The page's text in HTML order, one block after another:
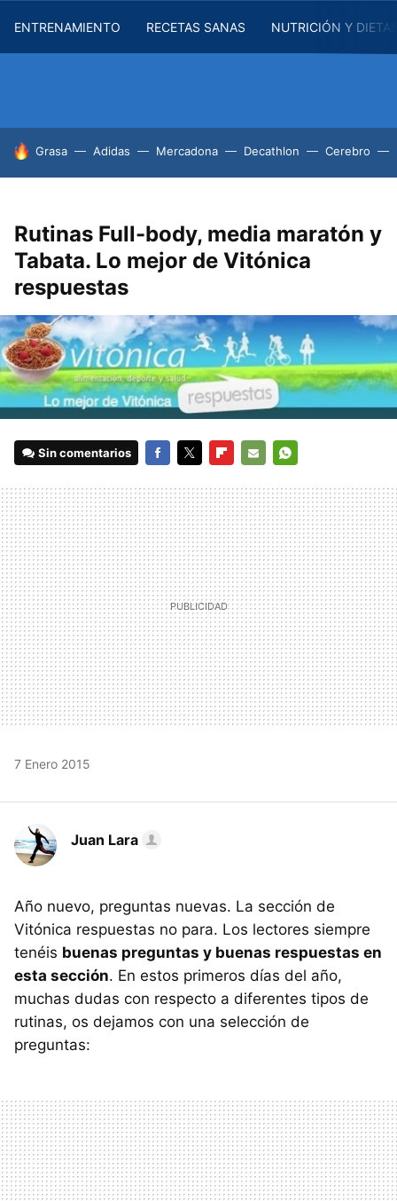
ENTRENAMIENTO RECETAS SANAS NUTRICIÓN Y
HOY SE HABLA DE
Grasa Adidas Mercadona Decathlon Cerebro
Rutinas Full-body, media maratón y
Tabata. Lo mejor de Vitónica
respuestas
Sin comentarios
MAIL
7 Enero 2015
Juan Lara
Año nuevo, preguntas nuevas. La sección de
Vitónica respuestas no para. Los lectores siempre
tenéis buenas preguntas y buenas respuestas en
esta sección. En estos primeros días del año,
muchas dudas con respecto a diferentes tipos de
rutinas, os dejamos con una selección de
preguntas: